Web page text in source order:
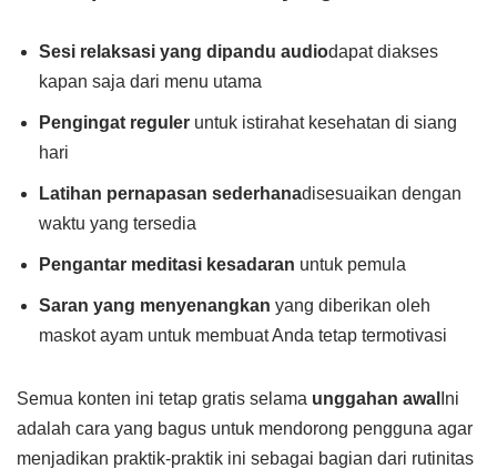
Sesi relaksasi yang dipandu audiodapat diakses
kapan saja dari menu utama
Pengingat reguler untuk istirahat kesehatan di siang
hari
Latihan pernapasan sederhanadisesuaikan dengan
waktu yang tersedia
Pengantar meditasi kesadaran untuk pemula
Saran yang menyenangkan yang diberikan oleh
maskot ayam untuk membuat Anda tetap termotivasi
Semua konten ini tetap gratis selama unggahan awal Ini
adalah cara yang bagus untuk mendorong pengguna agar
menjadikan praktik-praktik ini sebagai bagian dari rutinitas